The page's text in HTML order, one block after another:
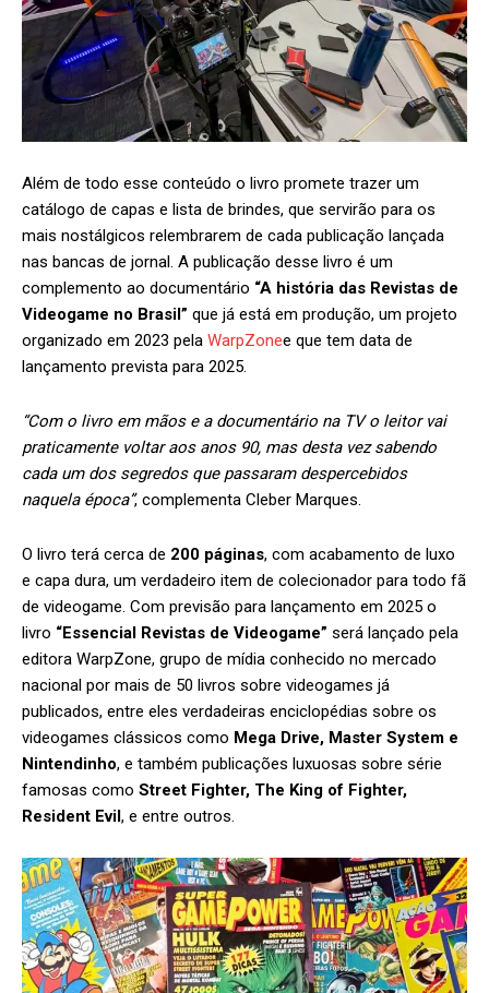
Além de todo esse conteúdo o livro promete trazer um
catálogo de capas e lista de brindes, que servirão para os
mais nostálgicos relembrarem de cada publicação lançada
nas bancas de jornal. A publicação desse livro é um
complemento ao documentário “A história das Revistas de
Videogame no Brasil” que já está em produção, um projeto
organizado em 2023 pela WarpZonee que tem data de
lançamento prevista para 2025.
“Com o livro em mãos e a documentário na TV o leitor vai
praticamente voltar aos anos 90, mas desta vez sabendo
cada um dos segredos que passaram despercebidos
naquela época”, complementa Cleber Marques.
O livro terá cerca de 200 páginas, com acabamento de luxo
e capa dura, um verdadeiro item de colecionador para todo fã
de videogame. Com previsão para lançamento em 2025 o
livro “Essencial Revistas de Videogame” será lançado pela
editora WarpZone, grupo de mídia conhecido no mercado
nacional por mais de 50 livros sobre videogames já
publicados, entre eles verdadeiras enciclopédias sobre os
videogames clássicos como Mega Drive, Master System e
Nintendinho, e também publicações luxuosas sobre série
famosas como Street Fighter, The King of Fighter,
Resident Evil, e entre outros.